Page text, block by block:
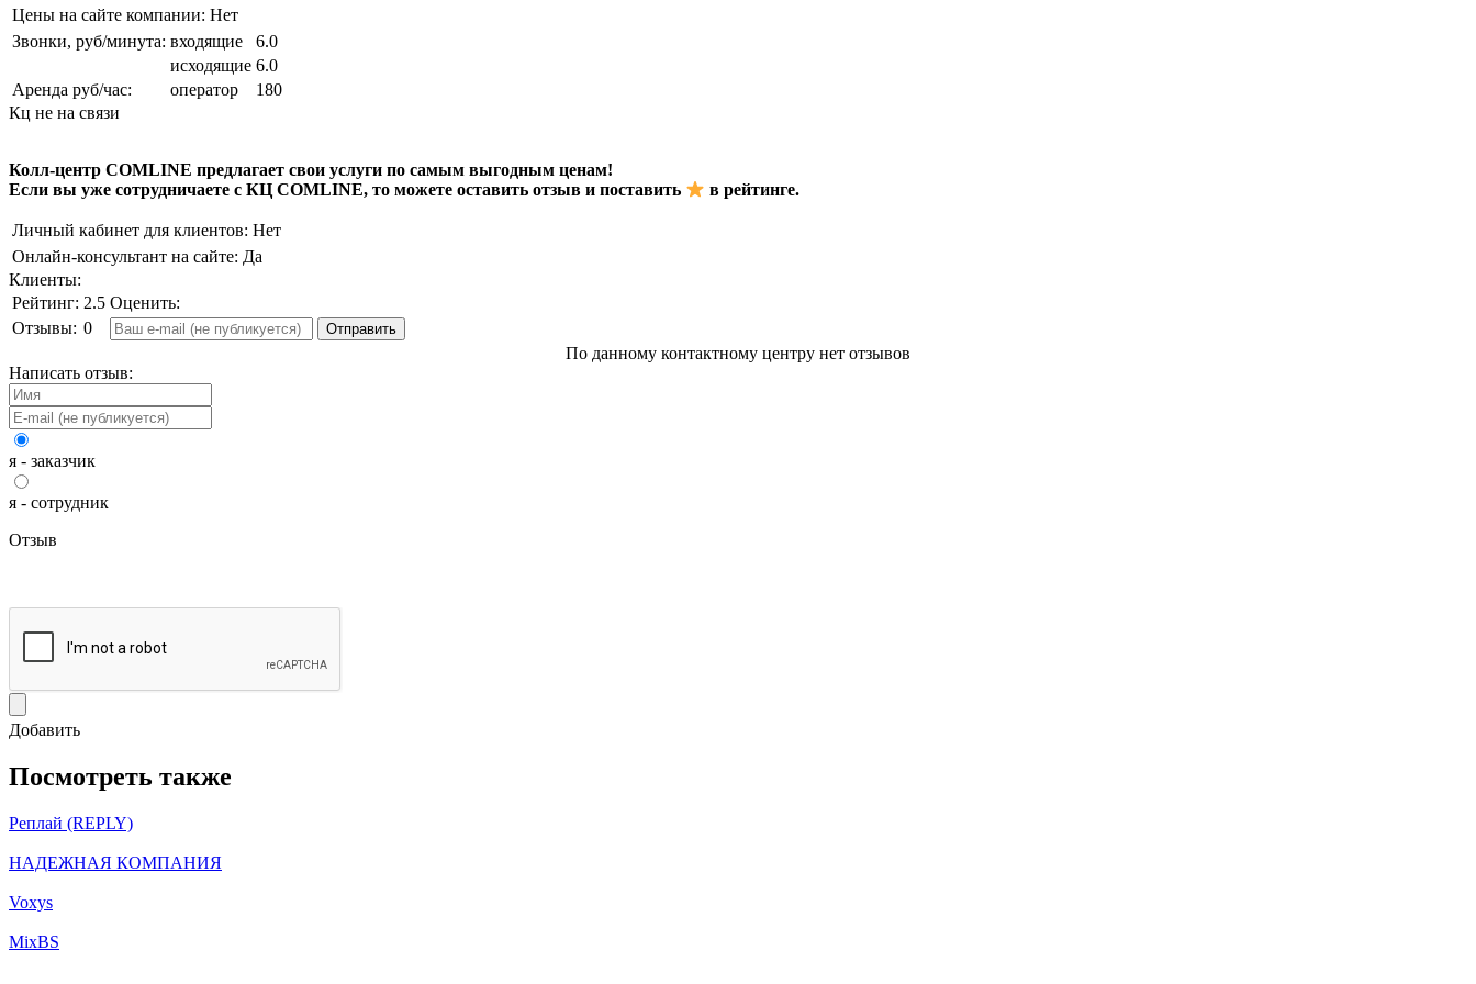
Цены на сайте компании: Нет
Звонки, руб/минута: входящие
6.0
исходящие 6.0
Аренда руб/час:
оператор
180
Кц не на связи
Колл-центр COMLINE предлагает свои услуги по самым выгодным ценам!
Если вы уже сотрудничаете с КЦCOMLINE, то можете оставить отзыв и поставить в рейтинге.
Личный кабинет для клиентов: Нет
Онлайн-консультант на сайте: Да
Клиенты:
Рейтинг: 2.5 Оценить:
Отзывы: 0
По данному контактному центру нет отзывов
Написать отзыв:
я - заказчик
я - сотрудник
Отзыв
Добавить
Посмотреть также
Реплай (REPLY)
НАДЕЖНАЯ КОМПАНИЯ
Voxys
MixBS